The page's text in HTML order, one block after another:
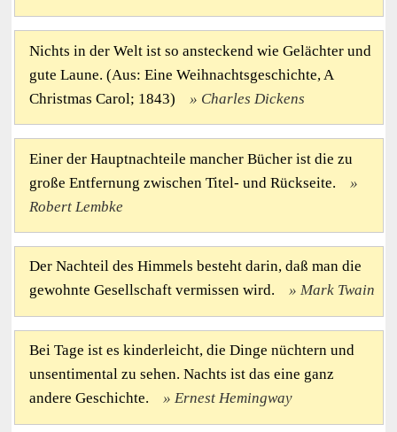
Nichts in der Welt ist so ansteckend wie Gelächter und
gute Laune. (Aus: Eine Weihnachtsgeschichte, A
Christmas Carol; 1843)
Charles Dickens
Einer der Hauptnachteile mancher Bücher ist die zu
große Entfernung zwischen Titel- und Rückseite.
Robert Lembke
Der Nachteil des Himmels besteht darin, daß man die
gewohnte Gesellschaft vermissen wird.
Mark Twain
Bei Tage ist es kinderleicht, die Dinge nüchtern und
unsentimental zu sehen. Nachts ist das eine ganz
andere Geschichte.
Ernest Hemingway